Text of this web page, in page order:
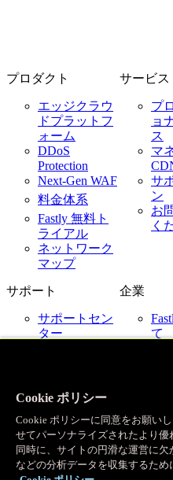
プロダクト
エッジクラウ
ドプラットフ
ォーム
DDoS
Protection
Next-Gen WAF
料金体系
Fastly 無料ト
ライアル
ネットワーク
マップ
サービス
プ
ョ
ス
マ
サ
ン
お
く
サポート
サポートセン
ター
企業
て
IR
企
Cookie ポリシー
Cookie ポリシーに同意をお願い
せてパーソナライズされたより
同時に、サイトの円滑な運営に
などの分析データを収集するため